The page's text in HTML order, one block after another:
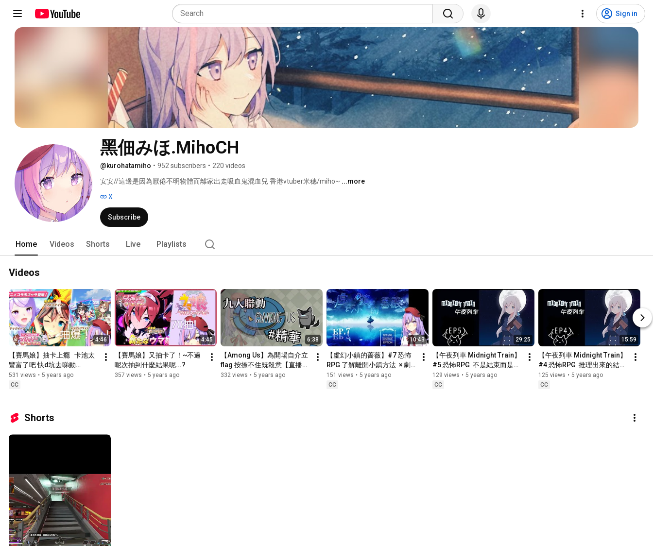
Sign in
黑佃みほ.MihoCH
@kurohatamiho • 952 subscribers • 220 videos
安安//這邊是因為厭倦不明物體而離家出走吸血鬼混血兒 香港vtuber米穗/miho~ ...more
X
Subscribe
Home Videos Shorts Live Playlists
Videos
4:46
【賽馬娘】抽卡上癮   卡池太
豐富了吧 快d坑去睇動
畫！！！
531 views • 5 years ago
CC
4:45
【賽馬娘】又抽卡了！~不過
呢次抽到什麼結果呢...?
357 views • 5 years ago
6:38
【Among Us】為開場自介立
flag 按捺不住既殺意【直播精
華】
332 views • 5 years ago
10:43
【虛幻小鎮的薔薇】#7 恐怖
RPG 了解離開小鎮方法  × 劇
情向
151 views • 5 years ago
CC
29:25
【午夜列車 Midnight Train】
#5 恐怖RPG  不是結束而是新
的開始?!【第一章】
129 views • 5 years ago
CC
15:59
【午夜列車 Midnight Train】
#4 恐怖RPG  推理出來的結
果..?【第一章】(劇情)
125 views • 5 years ago
CC
Shorts